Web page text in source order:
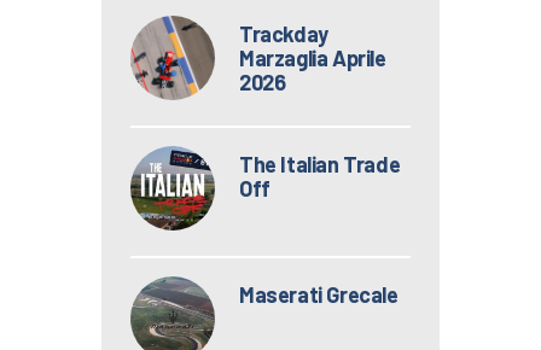
Trackday
Marzaglia Aprile
2026
The Italian Trade
Off
Maserati Grecale